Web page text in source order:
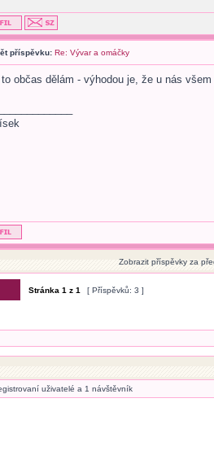
příspěvku: Re: Vývar a omáčky
občas dělám - výhodou je, že u nás
Zobrazit příspěvky za
Stránka 1 z 1 [ Příspěvků: 3 ]
uživatelé a 1 návštěvník